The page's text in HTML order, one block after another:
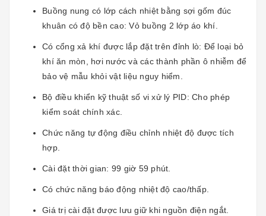
Buồng nung có lớp cách nhiệt bằng sợi gốm đúc
khuân có độ bền cao: Vỏ buồng 2 lớp áo khí.
Có cổng xả khí được lắp đặt trên đỉnh lò: Để loại bỏ
khí ăn mòn, hơi nước và các thành phần ô nhiễm để
bảo vệ mẫu khỏi vật liệu nguy hiểm.
Bộ điều khiển kỹ thuật số vi xử lý PID: Cho phép
kiểm soát chính xác.
Chức năng tự động điều chỉnh nhiệt độ được tích
hợp.
Cài đặt thời gian: 99 giờ 59 phút.
Có chức năng báo động nhiệt độ cao/thấp.
Giá trị cài đặt được lưu giữ khi nguồn điện ngắt.